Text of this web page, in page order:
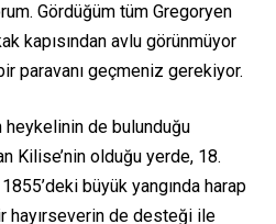
Gördüğüm tüm Gregoryen
kapısından avlu görünmüyor
paravanı geçmeniz gerekiyor.
heykelinin de bulunduğu
Kilise’nin olduğu yerde, 18.
büyük yangında harap
hayırseverin de desteği ile